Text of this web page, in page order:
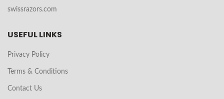
swissrazors.com
USEFUL LINKS
Privacy Policy
Terms & Conditions
Contact Us